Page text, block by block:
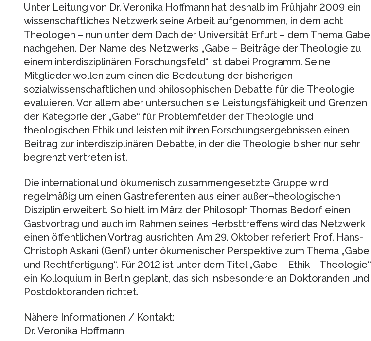
Unter Leitung von Dr. Veronika Hoffmann hat deshalb im Frühjahr 2009 ein
wissenschaftliches Netzwerk seine Arbeit aufgenommen, in dem acht
Theologen – nun unter dem Dach der Universität Erfurt – dem Thema Gabe
nachgehen. Der Name des Netzwerks „Gabe – Beiträge der Theologie zu
einem interdisziplinären Forschungsfeld“ ist dabei Programm. Seine
Mitglieder wollen zum einen die Bedeutung der bisherigen
sozialwissenschaftlichen und philosophischen Debatte für die Theologie
evaluieren. Vor allem aber untersuchen sie Leistungsfähigkeit und Grenzen
der Kategorie der „Gabe“ für Problemfelder der Theologie und
theologischen Ethik und leisten mit ihren Forschungsergebnissen einen
Beitrag zur interdisziplinären Debatte, in der die Theologie bisher nur sehr
begrenzt vertreten ist.
Die international und ökumenisch zusammengesetzte Gruppe wird
regelmäßig um einen Gastreferenten aus einer außer¬theologischen
Disziplin erweitert. So hielt im März der Philosoph Thomas Bedorf einen
Gastvortrag und auch im Rahmen seines Herbsttreffens wird das Netzwerk
einen öffentlichen Vortrag ausrichten: Am 29. Oktober referiert Prof. Hans-
Christoph Askani (Genf) unter ökumenischer Perspektive zum Thema „Gabe
und Rechtfertigung“. Für 2012 ist unter dem Titel „Gabe – Ethik – Theologie“
ein Kolloquium in Berlin geplant, das sich insbesondere an Doktoranden und
Postdoktoranden richtet.
Nähere Informationen / Kontakt:
Dr. Veronika Hoffmann